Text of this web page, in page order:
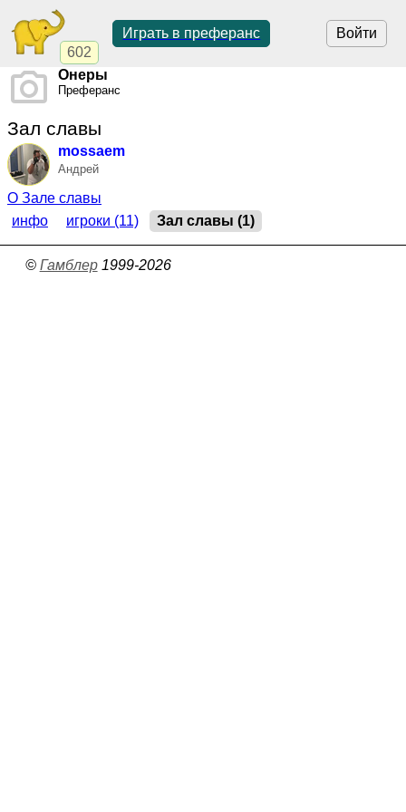
602
Войти
Играть в преферанс
Онеры
Преферанс
Зал славы
mossaem
Андрей
О Зале славы
инфо
игроки (11) Зал славы (1)
© Гамблер1999-2026